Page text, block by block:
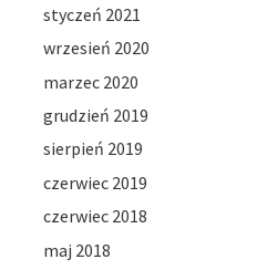
styczeń 2021
wrzesień 2020
marzec 2020
grudzień 2019
sierpień 2019
czerwiec 2019
czerwiec 2018
maj 2018